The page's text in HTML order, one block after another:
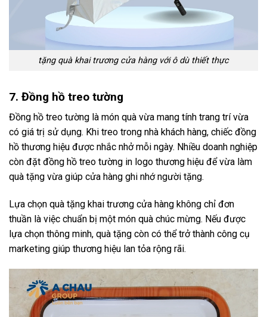
tặng quà khai trương cửa hàng với ô dù thiết thực
7. Đồng hồ treo tường
Đồng hồ treo tường là món quà vừa mang tính trang trí vừa
có giá trị sử dụng. Khi treo trong nhà khách hàng, chiếc đồng
hồ thương hiệu được nhắc nhở mỗi ngày. Nhiều doanh nghiệp
còn đặt đồng hồ treo tường in logo thương hiệu để vừa làm
quà tặng vừa giúp cửa hàng ghi nhớ người tặng.
Lựa chọn quà tặng khai trương cửa hàng không chỉ đơn
thuần là việc chuẩn bị một món quà chúc mừng. Nếu được
lựa chọn thông minh, quà tặng còn có thể trở thành công cụ
marketing giúp thương hiệu lan tỏa rộng rãi.